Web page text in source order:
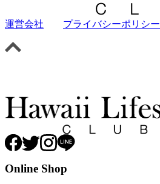
運営会社 プライバシーポリシー
Online Shop